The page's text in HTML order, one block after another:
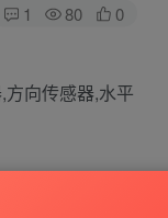
1 80 0
向传感器,水平